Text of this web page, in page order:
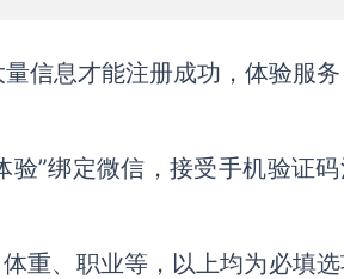
信息才能注册成功，体验服
”绑定微信，接受手机验证
重、职业等，以上均为必填